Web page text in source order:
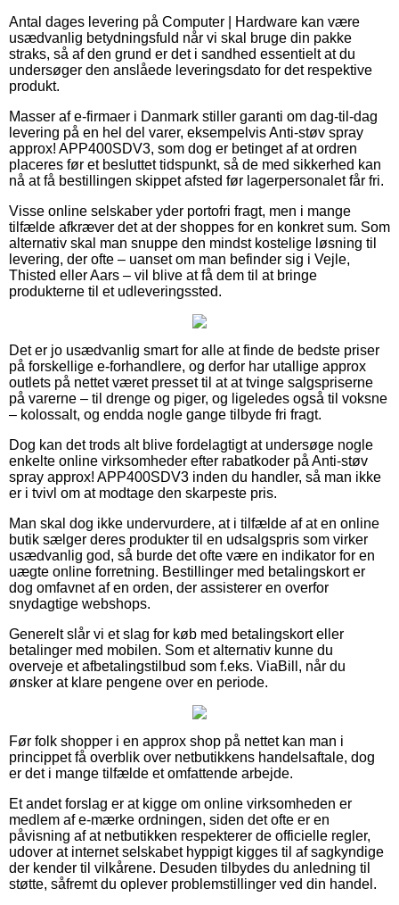
Antal dages levering på Computer | Hardware kan være
usædvanlig betydningsfuld når vi skal bruge din pakke
straks, så af den grund er det i sandhed essentielt at du
undersøger den anslåede leveringsdato for det respektive
produkt.
Masser af e-firmaer i Danmark stiller garanti om dag-til-dag
levering på en hel del varer, eksempelvis Anti-støv spray
approx! APP400SDV3, som dog er betinget af at ordren
placeres før et besluttet tidspunkt, så de med sikkerhed kan
nå at få bestillingen skippet afsted før lagerpersonalet får fri.
Visse online selskaber yder portofri fragt, men i mange
tilfælde afkræver det at der shoppes for en konkret sum. Som
alternativ skal man snuppe den mindst kostelige løsning til
levering, der ofte – uanset om man befinder sig i Vejle,
Thisted eller Aars – vil blive at få dem til at bringe
produkterne til et udleveringssted.
Det er jo usædvanlig smart for alle at finde de bedste priser
på forskellige e-forhandlere, og derfor har utallige approx
outlets på nettet været presset til at at tvinge salgspriserne
på varerne – til drenge og piger, og ligeledes også til voksne
– kolossalt, og endda nogle gange tilbyde fri fragt.
Dog kan det trods alt blive fordelagtigt at undersøge nogle
enkelte online virksomheder efter rabatkoder på Anti-støv
spray approx! APP400SDV3 inden du handler, så man ikke
er i tvivl om at modtage den skarpeste pris.
Man skal dog ikke undervurdere, at i tilfælde af at en online
butik sælger deres produkter til en udsalgspris som virker
usædvanlig god, så burde det ofte være en indikator for en
uægte online forretning. Bestillinger med betalingskort er
dog omfavnet af en orden, der assisterer en overfor
snydagtige webshops.
Generelt slår vi et slag for køb med betalingskort eller
betalinger med mobilen. Som et alternativ kunne du
overveje et afbetalingstilbud som f.eks. ViaBill, når du
ønsker at klare pengene over en periode.
Før folk shopper i en approx shop på nettet kan man i
princippet få overblik over netbutikkens handelsaftale, dog
er det i mange tilfælde et omfattende arbejde.
Et andet forslag er at kigge om online virksomheden er
medlem af e-mærke ordningen, siden det ofte er en
påvisning af at netbutikken respekterer de officielle regler,
udover at internet selskabet hyppigt kigges til af sagkyndige
der kender til vilkårene. Desuden tilbydes du anledning til
støtte, såfremt du oplever problemstillinger ved din handel.